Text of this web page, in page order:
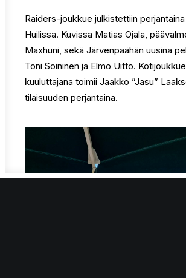
Raiders-joukkue julkistettiin
Huilissa. Kuvissa Matias Ojala,
Maxhuni, sekä Järvenpäähän uusina
Toni Soininen ja Elmo Uitto.
kuuluttajana toimii Jaakko ”Jasu”
tilaisuuden perjantaina.